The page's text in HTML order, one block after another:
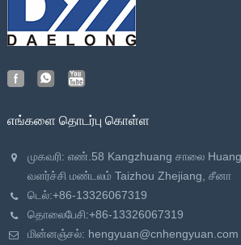
எங்களை தொடர்பு கொள்ள
முகவரி: எண்.58 Kangzhuang சாலை
வளர்ச்சி மண்டலம் Taizhou Zhejiang, சீனா
டெல்:+86-13326067319
தொலைபேசி:+86-13326067319
மின்னஞ்சல்: hengyuan@cnhengyuan.com